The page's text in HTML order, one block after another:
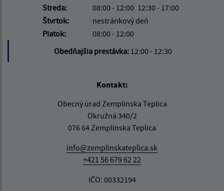
Streda:
08:00 - 12:00 12:30 - 17:00
Štvrtok:
nestránkový deň
Piatok:
08:00 - 12:00
Obedňajšia prestávka: 12:00 - 12:30
Kontakt:
Obecný úrad Zemplínska Teplica
Okružná 340/2
076 64 Zemplínska Teplica
info@zemplinskateplica.sk
+421 56 679 62 22
IČO: 00332194